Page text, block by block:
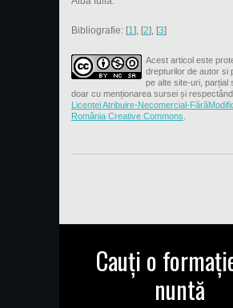
Bibliografie: [1 ], [2], [3]
Acest articol este
drepturilor de autor si
pe alte site-uri, parțial
doar cu menționarea sursei și
Licenţei Atribuire-Necomercial-
România Creative Commons
Cauți o
nuntă